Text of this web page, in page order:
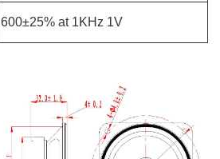
600±25% at 1KHz 1V